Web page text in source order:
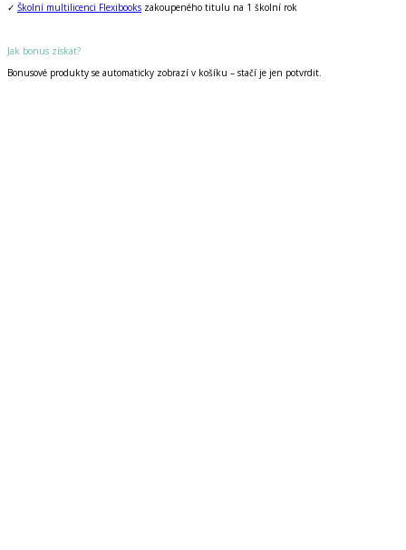
✓ Školní multilicenci Flexibooks zakoupeného titulu na 1 školní rok
Jak bonus získat?
Bonusové produkty se automaticky zobrazí v košíku – stačí je jen potvrdit.